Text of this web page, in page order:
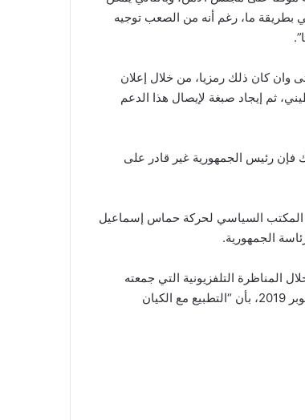
ما، رغم أنه من الصعب توجيه
وان كان ذلك رمزيا، من خلال إعلان
ثم إيجاد صبغة لإيصال هذا الدعم
فإن رئيس الجمهورية غير قادر على
المكتب السياسي لحركة حماس إسماعيل
الجمهورية.
التلفزيونية التي جمعته
بمنافسه في الدور الثاني من الانتخابات الرئاسية، نبيل القروي، سهرة 11 أكتوبر 2019، بأن “التطبيع مع الكيان